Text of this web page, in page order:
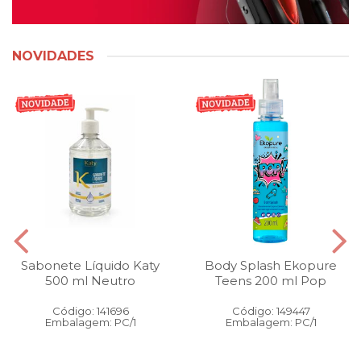
NOVIDADES
Sabonete Líquido Katy
500 ml Neutro
Código: 141696
Embalagem: PC/1
Body Splash Ekopure
Teens 200 ml Pop
Código: 149447
Embalagem: PC/1